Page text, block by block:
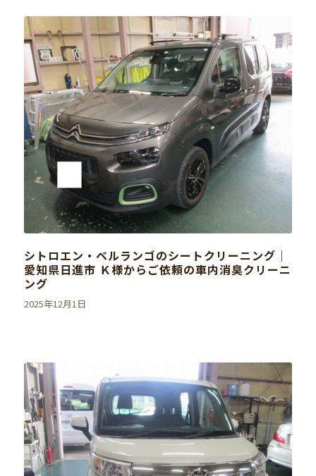
シトロエン・ベルランゴのシートクリーニング｜
愛知県日進市 Ｋ様からご依頼の車内消臭クリーニ
ング
2025年12月1日